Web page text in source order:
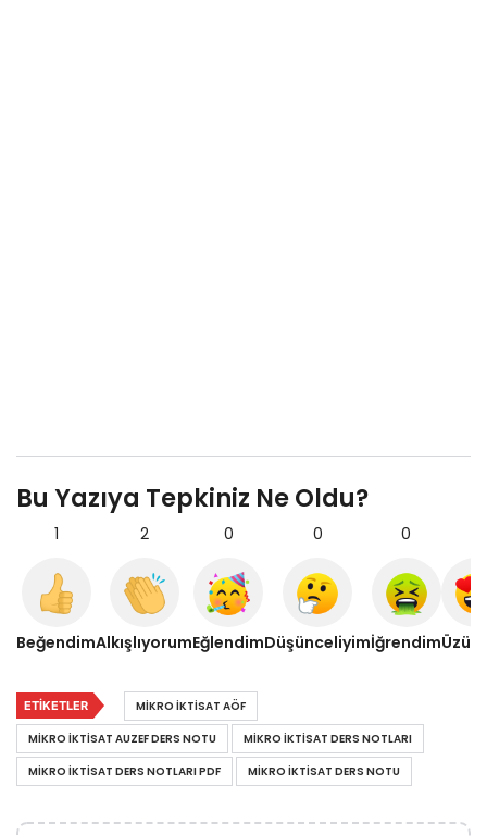
Bu Yazıya Tepkiniz Ne Oldu?
1
Beğendim
2
Alkışlıyorum
0
Eğlendim
0
Düşünceliyim
0
İğrendim
ETIKETLER
MIKRO IKTISAT AÖF
MIKRO IKTISAT AUZEF DERS NOTU
MIKRO IKTISAT DERS NOTLARI
MIKRO IKTISAT DERS NOTLARI PDF
MIKRO IKTISAT DERS NOTU